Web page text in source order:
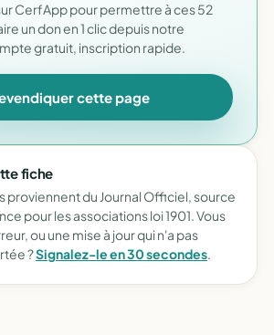
CerfApp pour permettre à ces 52
un don en 1 clic depuis notre
gratuit, inscription rapide.
cette page
fiche
proviennent du Journal Officiel, source
pour les associations loi 1901. Vous
ou une mise à jour qui n'a pas
?Signalez-le en 30 secondes.